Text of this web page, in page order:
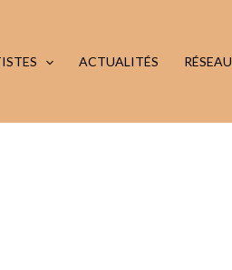
ACTUALITÉS RÉSEAU